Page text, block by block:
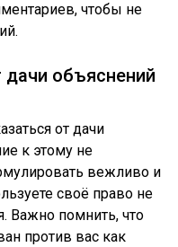
чтобы не
объяснений
от дачи
к этому не
вежливо и
своё право не
Важно помнить, что
против вас как